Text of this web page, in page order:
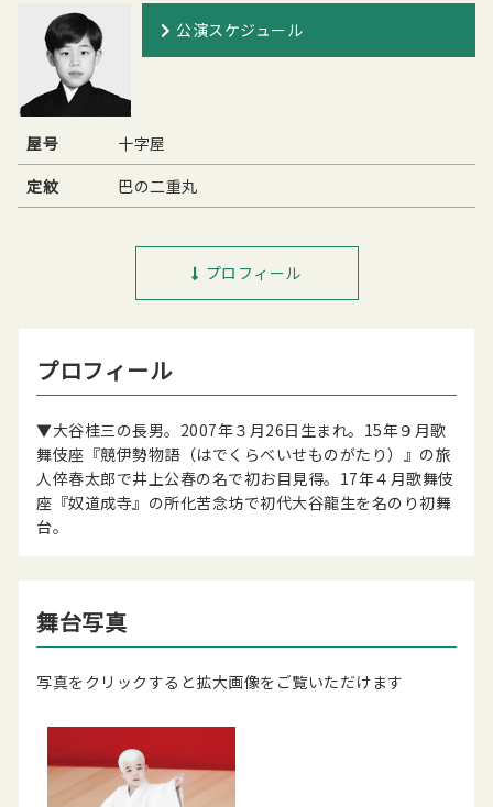
公演スケジュール
屋号
十字屋
定紋
巴の二重丸
プロフィール
プロフィール
▼大谷桂三の長男。2007年３月26日生まれ。15年９月歌
舞伎座『競伊勢物語（はでくらべいせものがたり）』の旅
人倅春太郎で井上公春の名で初お目見得。17年４月歌舞伎
座『奴道成寺』の所化苦念坊で初代大谷龍生を名のり初舞
台。
舞台写真
写真をクリックすると拡大画像をご覧いただけます